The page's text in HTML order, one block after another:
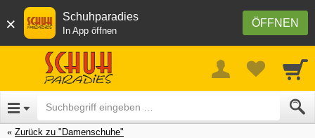
× ÖFFNEN
Schuhparadies
In App öffnen
Zurück zu "Damenschuhe"